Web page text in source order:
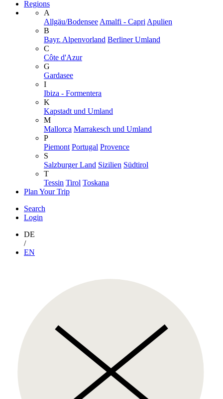
Regions
A
Allgäu/Bodensee Amalfi - Capri Apulien
B
Bayr. Alpenvorland Berliner Umland
C
Côte d'Azur
G
Gardasee
I
Ibiza - Formentera
K
Kapstadt und Umland
M
Mallorca Marrakesch und Umland
P
Piemont Portugal Provence
S
Salzburger Land Sizilien Südtirol
T
Tessin Tirol Toskana
Plan Your Trip
Search
Login
DE
/
EN